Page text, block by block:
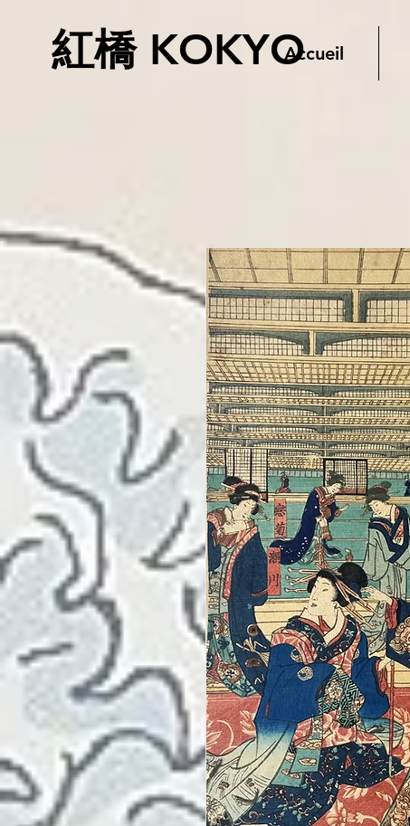
紅橋 KOKYOAccueil